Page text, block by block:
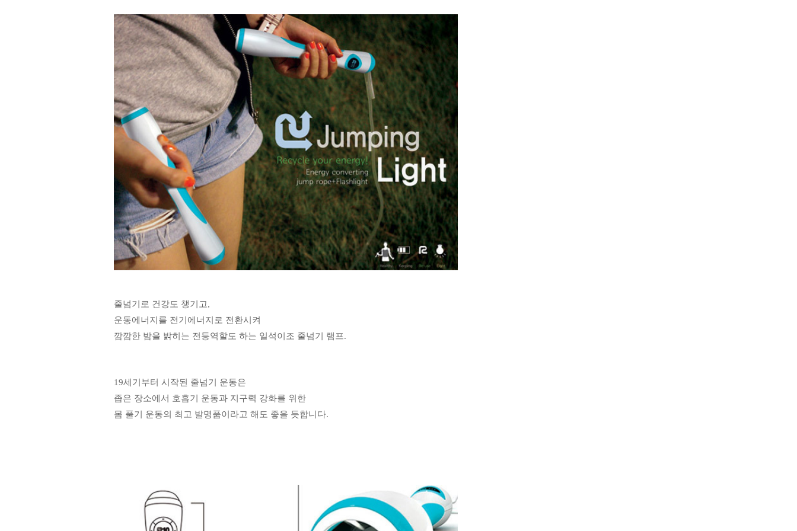
줄넘기로 건강도 챙기고,
운동에너지를 전기에너지로 전환시켜
깜깜한 밤을 밝히는 전등역할도 하는 일석이조 줄넘기 램프.
19세기부터 시작된 줄넘기 운동은
좁은 장소에서 호흡기 운동과 지구력 강화를 위한
몸 풀기 운동의 최고 발명품이라고 해도 좋을 듯합니다.